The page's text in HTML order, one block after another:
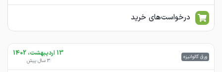
درخواست‌های خرید
ورق گالوانیزه 13 اردیبهشت، 1402
3 سال پیش